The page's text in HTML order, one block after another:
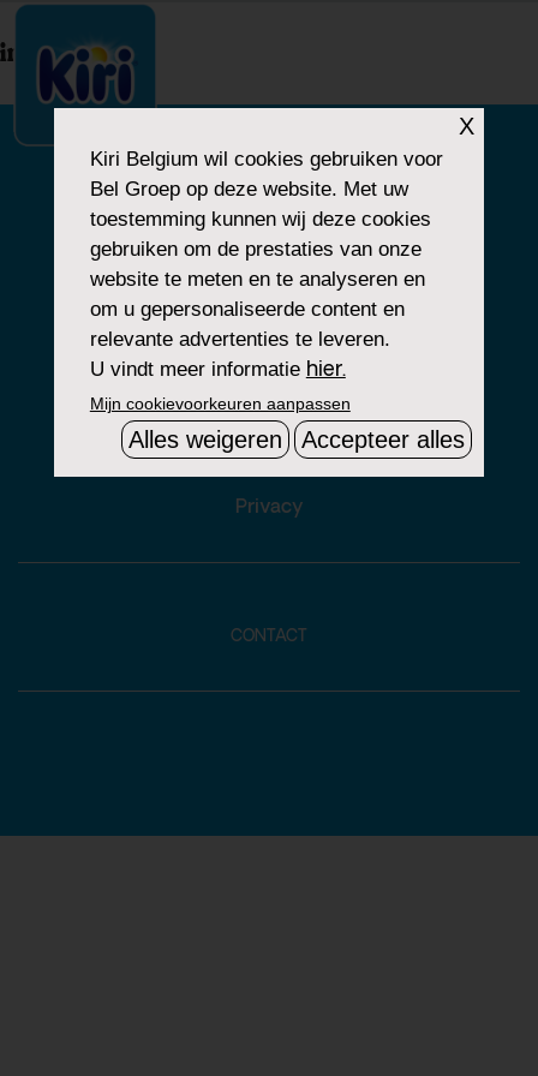
index.php
ONS VERHAAL
ONZE BELOFTEN
Mijncookievoorkeuren aanpassen
Privacy
CONTACT
X
Kiri Belgium wil cookies gebruiken voor
Bel Groep op deze website. Met uw
toestemming kunnen wij deze cookies
gebruiken om de prestaties van onze
website te meten en te analyseren en
om u gepersonaliseerde content en
relevante advertenties te leveren.
U vindt meer informatie hier.
Mijn cookievoorkeuren aanpassen
Alles weigeren Accepteer alles